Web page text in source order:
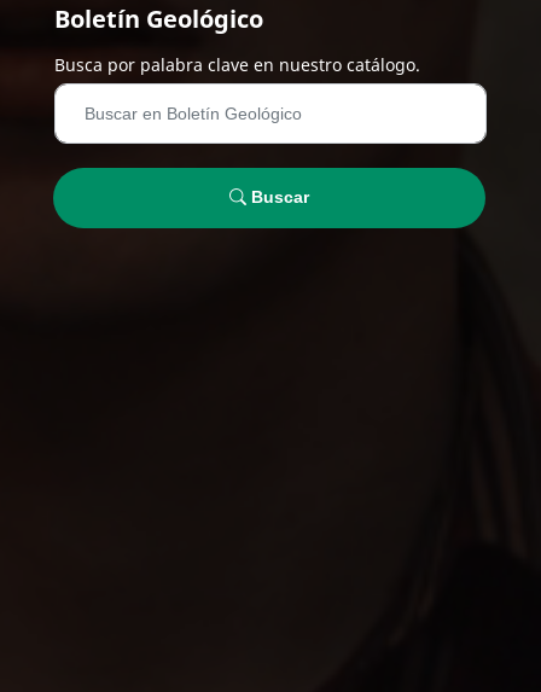
Boletín Geológico
Busca por palabra clave en nuestro catálogo.
Buscar